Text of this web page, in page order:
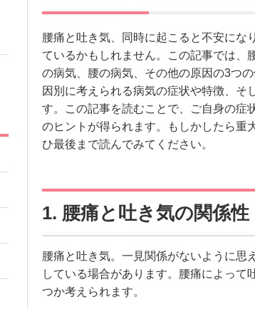
腰痛と吐き気、同時に起こると不安にな
ているかもしれません。この記事では、
の病気、腰の病気、その他の原因の3つ
因別に考えられる病気の症状や特徴、そ
す。この記事を読むことで、ご自身の症
のヒントが得られます。もしかしたら重
ひ最後まで読んでみてください。
1. 腰痛と吐き気の関係性
腰痛と吐き気。一見関係がないように思
している場合があります。腰痛によって
つか考えられます。